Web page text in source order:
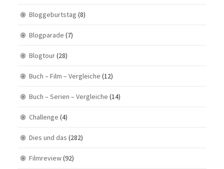
Bloggeburtstag (8)
Blogparade (7)
Blogtour(28)
Buch – Film – Vergleiche (12)
Buch – Serien – Vergleiche (14)
Challenge (4)
Dies und das (282)
Filmreview(92)